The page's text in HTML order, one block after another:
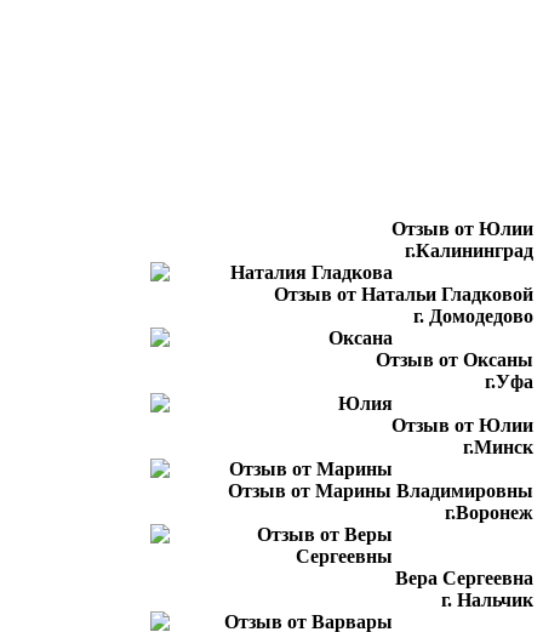
Отзыв от Юлии
г.Калининград
Отзыв от Натальи Гладковой
г. Домодедово
Отзыв от Оксаны
г.Уфа
Отзыв от Юлии
г.Минск
Отзыв от Марины Владимировны
г.Воронеж
Вера Сергеевна
г. Нальчик